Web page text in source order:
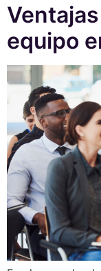
equipo